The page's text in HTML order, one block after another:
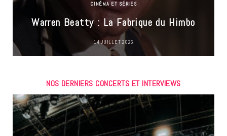
CINÉMA ET SÉRIES
Warren Beatty : La Fabrique du Himbo
14 JUILLET 2026
NOS DERNIERS CONCERTS ET INTERVIEWS